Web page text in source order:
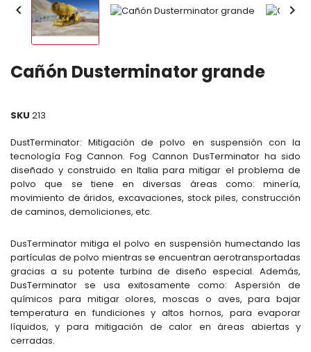
 
Cañón Dusterminator grande
SKU 213
DustTerminator: Mitigación de polvo en suspensión con la
tecnología Fog Cannon. Fog Cannon DusTerminator ha sido
diseñado y construido en Italia para mitigar el problema de
polvo que se tiene en diversas áreas como: minería,
movimiento de áridos, excavaciones, stock piles, construcción
de caminos, demoliciones, etc.
DusTerminator mitiga el polvo en suspensión humectando las
partículas de polvo mientras se encuentran aerotransportadas
gracias a su potente turbina de diseño especial. Además,
DusTerminator se usa exitosamente como: Aspersión de
químicos para mitigar olores, moscas o aves, para bajar
temperatura en fundiciones y altos hornos, para evaporar
líquidos, y para mitigación de calor en áreas abiertas y
cerradas.